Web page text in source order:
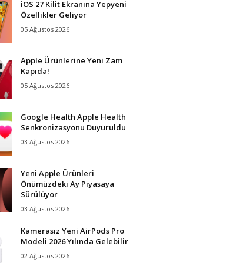
iOS 27 Kilit Ekranına Yepyeni
Özellikler Geliyor
05 Ağustos 2026
Apple Ürünlerine Yeni Zam
Kapıda!
05 Ağustos 2026
Google Health Apple Health
Senkronizasyonu Duyuruldu
03 Ağustos 2026
Yeni Apple Ürünleri
Önümüzdeki Ay Piyasaya
Sürülüyor
03 Ağustos 2026
Kamerasız Yeni AirPods Pro
Modeli 2026 Yılında Gelebilir
02 Ağustos 2026